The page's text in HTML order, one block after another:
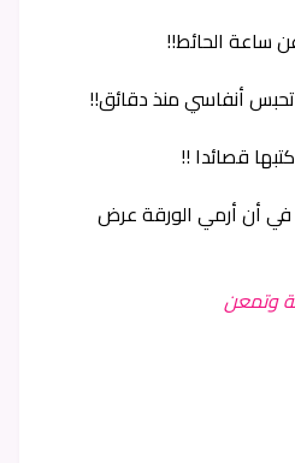
ساعة الحائط!!
أنفاسي منذ دقائق!!
قصائدا !!
في أن أرمي الورقة عرض
وتمعن